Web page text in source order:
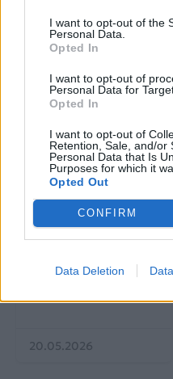
I want to opt-out of the
Personal Data.
Opted In
I want to opt-out of
Personal Data for
Opted In
I want to opt-out of
Retention, Sale, and/or
Personal Data that Is
Purposes for which it
Opted Out
CONFIRM
Data Deletion
ακατάλληλες παραλίες
25.06.2026
EUROVISION
αύξηση κερδοφορίας
στη φετινή Eurovision
20.05.2026